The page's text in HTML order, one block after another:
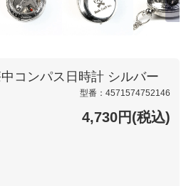
コンパス日時計 シルバー
型番：4571574752146
4,730円(税込)